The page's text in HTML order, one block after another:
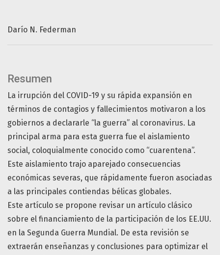
Darío N. Federman
Resumen
La irrupción del COVID-19 y su rápida expansión en
términos de contagios y fallecimientos motivaron a los
gobiernos a declararle “la guerra” al coronavirus. La
principal arma para esta guerra fue el aislamiento
social, coloquialmente conocido como “cuarentena”.
Este aislamiento trajo aparejado consecuencias
económicas severas, que rápidamente fueron asociadas
a las principales contiendas bélicas globales.
Este artículo se propone revisar un artículo clásico
sobre el financiamiento de la participación de los EE.UU.
en la Segunda Guerra Mundial. De esta revisión se
extraerán enseñanzas y conclusiones para optimizar el